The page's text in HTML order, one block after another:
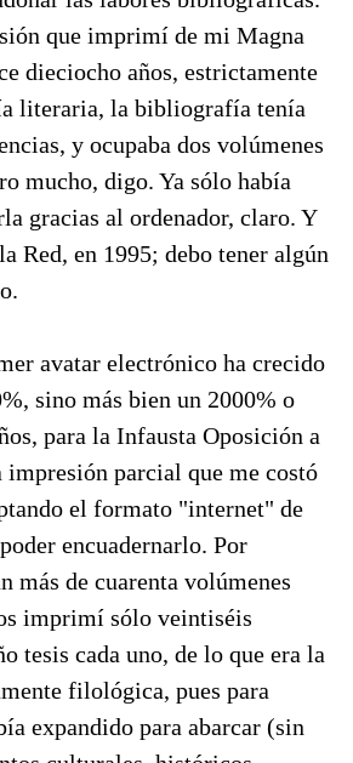
que imprimí de mi Magna
dieciocho años, estrictamente
literaria, la bibliografía tenía
y ocupaba dos volúmenes
mucho, digo. Ya sólo había
gracias al ordenador, claro. Y
Red, en 1995; debo tener algún
avatar electrónico ha crecido
sino más bien un 2000% o
para la Infausta Oposición a
impresión parcial que me costó
el formato "internet" de
encuadernarlo. Por
más de cuarenta volúmenes
imprimí sólo veintiséis
tesis cada uno, de lo que era la
filológica, pues para
expandido para abarcar (sin